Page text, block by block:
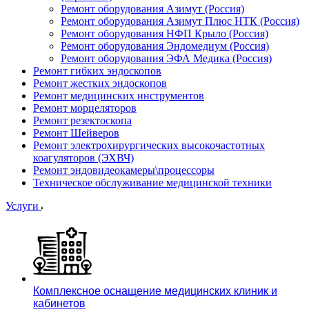
Ремонт оборудования Азимут (Россия)
Ремонт оборудования Азимут Плюс НТК (Россия)
Ремонт оборудования НФП Крыло (Россия)
Ремонт оборудования Эндомедиум (Россия)
Ремонт оборудования ЭФА Медика (Россия)
Ремонт гибких эндоскопов
Ремонт жестких эндоскопов
Ремонт медицинских инструментов
Ремонт морцеляторов
Ремонт резектоскопа
Ремонт Шейверов
Ремонт электрохирургических высокочастотных
коагуляторов (ЭХВЧ)
Ремонт эндовидеокамеры\процессоры
Техническое обслуживание медицинской техники
Услуги
Комплексное оснащение медицинских клиник и
кабинетов